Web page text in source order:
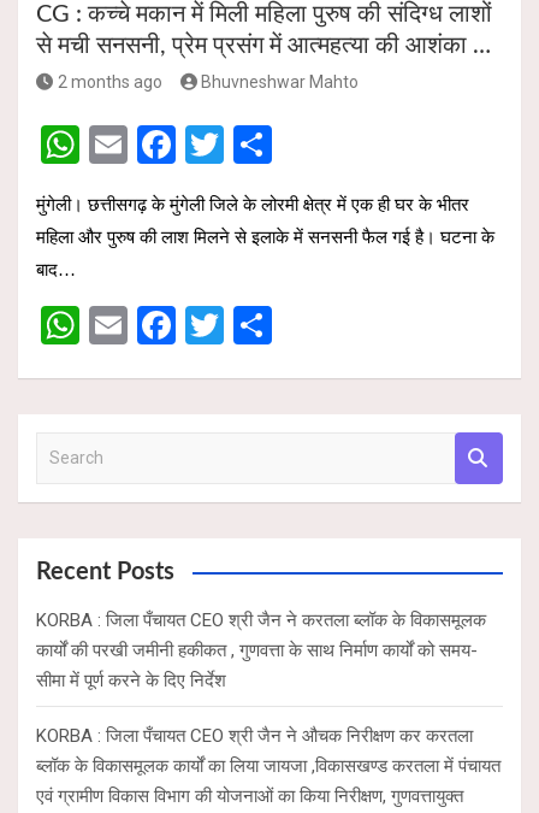
CG : कच्चे मकान में मिली महिला पुरुष की संदिग्ध लाशों
से मची सनसनी, प्रेम प्रसंग में आत्महत्या की आशंका …
2 months ago Bhuvneshwar Mahto
W
at
A
p
p
E
m
ail
F
a
ce
o
o
k
T
wi
tt
er
h
ar
मुंगेली। छत्तीसगढ़ के मुंगेली जिले के लोरमी क्षेत्र में एक ही घर के भीतर
महिला और पुरुष की लाश मिलने से इलाके में सनसनी फैल गई है। घटना के
बाद…
W
s
A
p
p
E
F
o
T
a
cRecent Posts
KORBA : जिला पँचायत CEO श्री जैन ने करतला ब्लॉक के विकासमूलक
कार्यों की परखी जमीनी हकीकत , गुणवत्ता के साथ निर्माण कार्यों को समय-
सीमा में पूर्ण करने के दिए निर्देश
KORBA : जिला पँचायत CEO श्री जैन ने औचक निरीक्षण कर करतला
ब्लॉक के विकासमूलक कार्यों का लिया जायजा ,विकासखण्ड करतला में पंचायत
एवं ग्रामीण विकास विभाग की योजनाओं का किया निरीक्षण, गुणवत्तायुक्त